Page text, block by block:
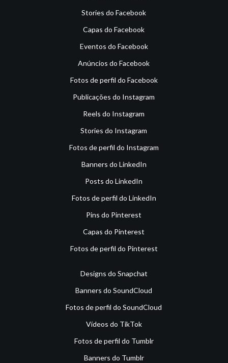
Stories do Facebook
Capas do Facebook
Eventos do Facebook
Anúncios do Facebook
Fotos de perfil do Facebook
Publicações do Instagram
Reels do Instagram
Stories do Instagram
Fotos de perfil do Instagram
Banners do LinkedIn
Posts do LinkedIn
Fotos de perfil do LinkedIn
Pins do Pinterest
Capas do Pinterest
Fotos de perfil do Pinterest
Designs do Snapchat
Banners do SoundCloud
Fotos de perfil do SoundCloud
Vídeos do TikTok
Fotos de perfil do Tumblr
Banners do Tumblr